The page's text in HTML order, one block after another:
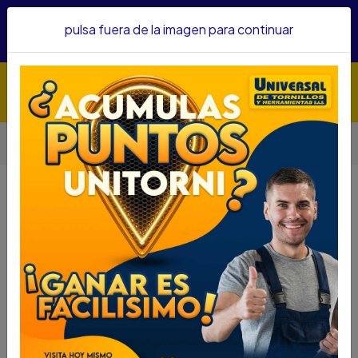
confianza&nbsp;Recibe un KIT PARRILLERO por compras
Herramientas Herramienta Manual
TIJERA AVIACION UYUSTOOLS 3PCS TJA3SU
TIJERA AVIACION UYUSTOOLS
3PCS TJA3SU
TIJERA AVIACION UYUSTOOLS 3PCS TJA3SU
SKU...70280148
DESCRIPCION...
TIJERA AVIACION 3PCS UYUSTOOLS pensado para
corte práctico en hogar, oficina o empaque. Entrega
manejo cómodo y precisión diaria y se adapta a
pulsa fuera de la imagen para continuar